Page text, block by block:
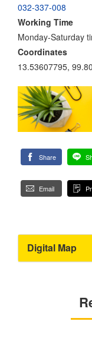
032-337-008
Working Time
Monday-Saturday
Coordinates
13.53607795,
Share
Email
Digital Map